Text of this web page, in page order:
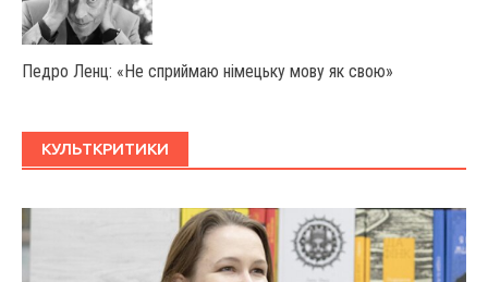
Педро Ленц: «Не сприймаю німецьку мову як свою»
КУЛЬТКРИТИКИ